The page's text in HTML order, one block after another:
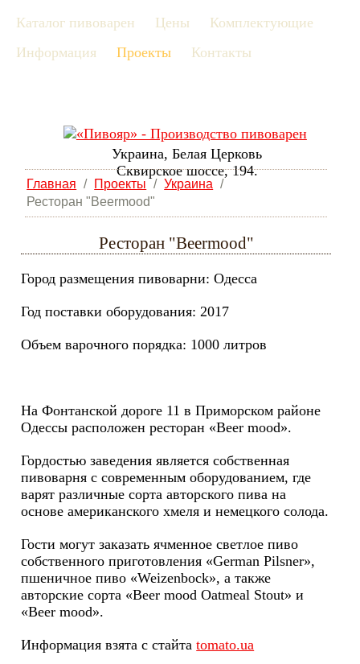
Каталог пивоварен Цены
Комплектующие
Информация
Проекты Контакты
Украина, Белая Церковь
Сквирское шоссе, 194.
Главная / Проекты / Украина
/
Ресторан "Beermood"
Ресторан "Beermood"
Город размещения пивоварни: Одесса
Год поставки оборудования: 2017
Объем варочного порядка: 1000 литров
На Фонтанской дороге 11 в Приморском районе
Одессы расположен ресторан «Вeer mood».
Гордостью заведения является собственная
пивоварня с современным оборудованием, где
варят различные сорта авторского пива на
основе американского хмеля и немецкого солода.
Гости могут заказать ячменное светлое пиво
собственного приготовления «German Pilsner»,
пшеничное пиво «Weizenbock», а также
авторские сорта «Вeer mood Oatmeal Stout» и
«Вeer mood».
Информация взята с стайтаtomato.ua